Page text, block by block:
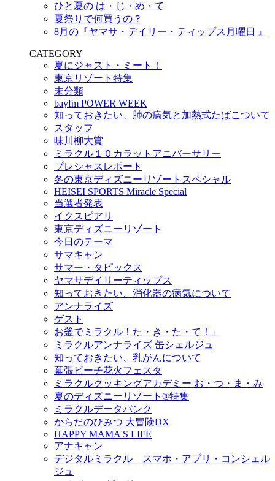
ひと夏の は・じ・め・て
夏祭りで何買うの？
8月の『ヤマサ・デイリー・ティップス月曜日 』
CATEGORY
夏にジャスト・ミート！
東京リゾート特集
未分類
bayfm POWER WEEK
知っておきたい、肺の病気と加熱式たばこついて
スタッフ
味川柳大賞
ミラクル１０カラットアニバーサリー
プレシャスレポート
冬の東京ディズニーリゾートスペシャル
HEISEI SPORTS Miracle Special
当選者発表
イクスピアリ
東京ディズニーリゾート
今日のテーマ
サマキャン
サマー・タピックス
ヤマサデイリーティップス
知っておきたい、消化器の病気について
アンナライズ
ゲスト
お釜でミラクル！た・き・た・て！」
ミラクルアンナライズ 缶シェルジュ
知っておきたい、乳がんについて
幕張ビーチ花火フェスタ
ミラクルクッキングアカデミー お・つ・ま・み
夏のディズニーリゾート®特集
ミラクルデータバンク
からだのひみつ 大冒険DX
HAPPY MAMA'S LIFE
アナキャン
デジタルミラクル スマホ・アプリ・コンシェル
ジュ